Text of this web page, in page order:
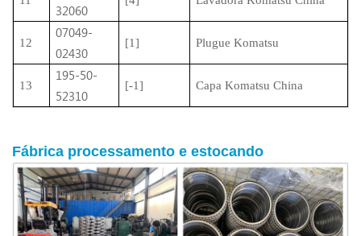
32060
12
07049-
02430
[1] Plugue Komatsu
13
195-50-
52310
[-1] Capa Komatsu China
Fábrica processamento e estocando